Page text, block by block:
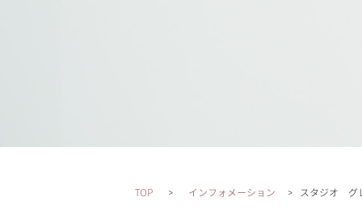
TOP インフォメーション スタジオ グ